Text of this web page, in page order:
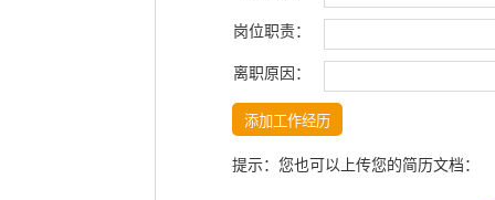
岗位职责：
离职原因：
提示：您也可以上传您的简历文档：